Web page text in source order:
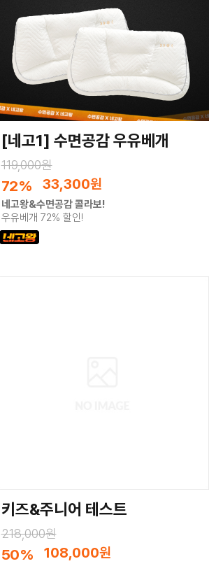
[네고1] 수면공감 우유베개
119,000원
72% 33,300원
네고왕&수면공감 콜라보!
우유베개 72% 할인!
키즈&주니어 테스트
218,000원
50% 108,000원